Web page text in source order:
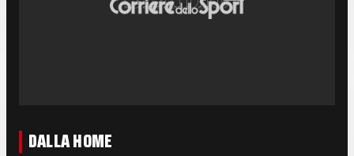
DALLA HOME